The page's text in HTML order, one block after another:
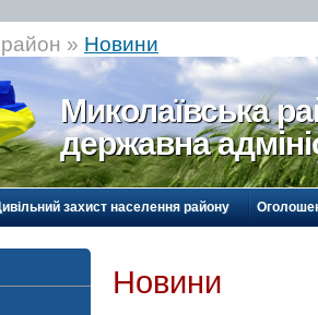
» Новини
Миколаївська
державна
захист населення району
Новини